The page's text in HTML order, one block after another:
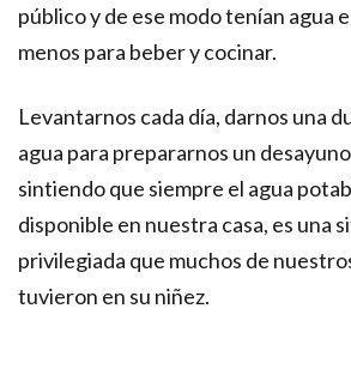
público y de ese modo tenían agua
menos para beber y cocinar.
Levantarnos cada día, darnos una
agua para prepararnos un
sintiendo que siempre el agua
disponible en nuestra casa, es una
privilegiada que muchos de
tuvieron en su niñez.